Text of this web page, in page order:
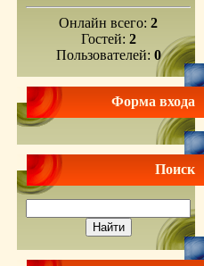
Онлайн всего: 2
Гостей: 2
Пользователей: 0
Форма входа
Поиск